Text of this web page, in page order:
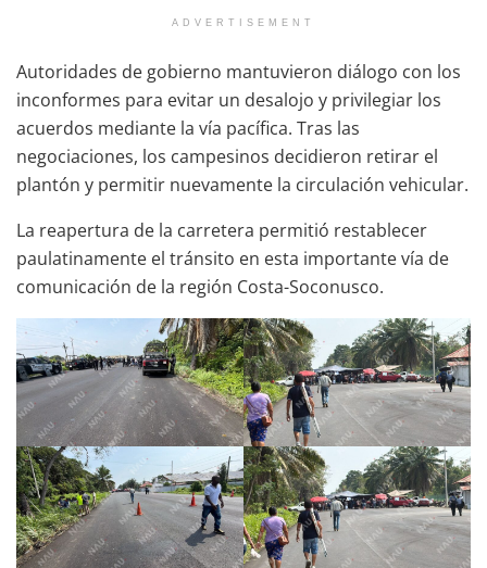
ADVERTISEMENT
Autoridades de gobierno mantuvieron diálogo con los
inconformes para evitar un desalojo y privilegiar los
acuerdos mediante la vía pacífica. Tras las
negociaciones, los campesinos decidieron retirar el
plantón y permitir nuevamente la circulación vehicular.
La reapertura de la carretera permitió restablecer
paulatinamente el tránsito en esta importante vía de
comunicación de la región Costa-Soconusco.